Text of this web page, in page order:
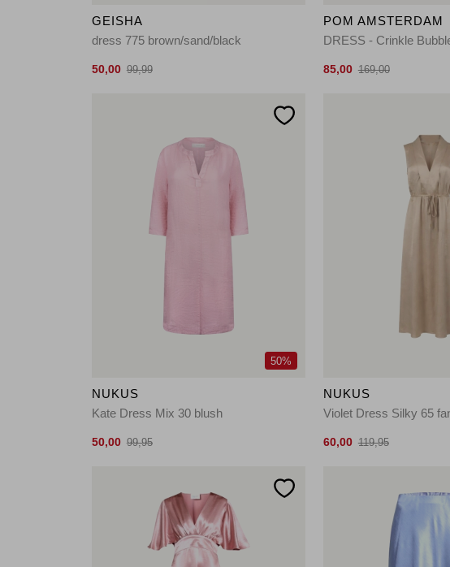
GEISHA
dress 775 brown/sand/black
50,00 99,99
POM AMSTERDAM
85,00 169,00
50%
NUKUS
Kate Dress Mix 30 blush
50,00 99,95
NUKUS
Violet Dress Silky 65
60,00 119,95